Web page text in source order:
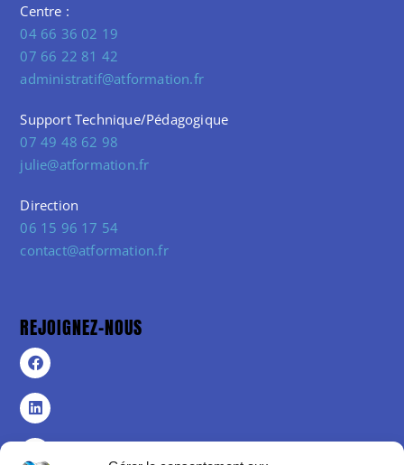
Centre :
04 66 36 02 19
07 66 22 81 42
administratif@atformation.fr
Support Technique/Pédagogique
07 49 48 62 98
julie@atformation.fr
Direction
06 15 96 17 54
contact@atformation.fr
REJOIGNEZ-NOUS